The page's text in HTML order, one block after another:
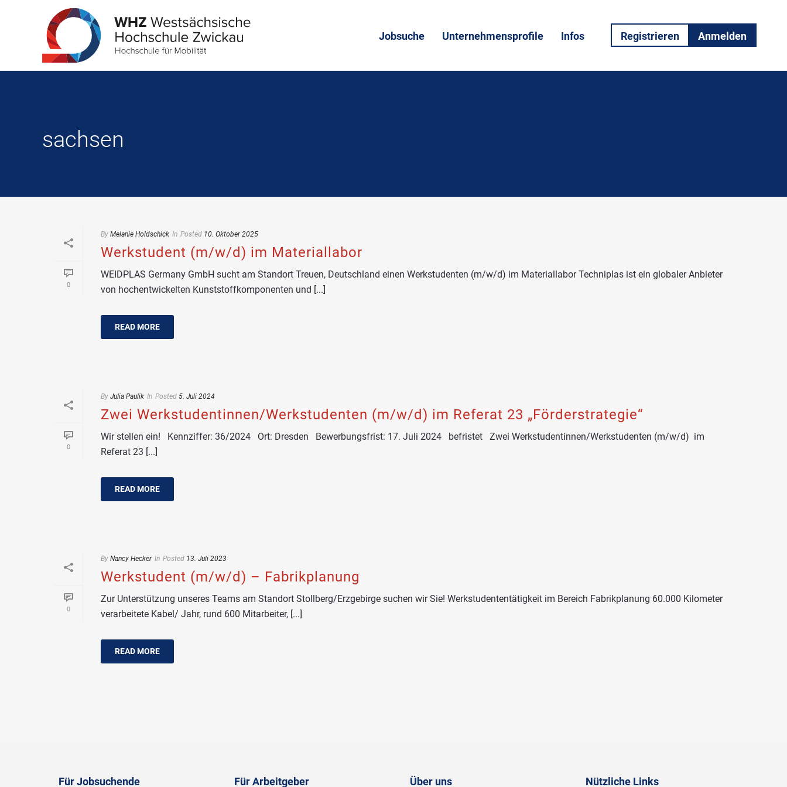
Jobsuche Unternehmensprofile Infos Registrieren Anmelden
sachsen
0
By Melanie Holdschick In Posted 10. Oktober 2025
Werkstudent (m/w/d) im Materiallabor
WEIDPLAS Germany GmbH sucht am Standort Treuen, Deutschland einen Werkstudenten (m/w/d) im Materiallabor Techniplas ist ein globaler Anbieter
von hochentwickelten Kunststoffkomponenten und [...]
READ MORE
0
By Julia Paulik In Posted 5. Juli 2024
Zwei Werkstudentinnen/Werkstudenten (m/w/d) im Referat 23 „Förderstrategie“
Wir stellen ein! Kennziffer: 36/2024 Ort: Dresden Bewerbungsfrist: 17. Juli 2024 befristet Zwei Werkstudentinnen/Werkstudenten (m/w/d) im
Referat 23 [...]
READ MORE
0
By Nancy Hecker In Posted 13. Juli 2023
Werkstudent (m/w/d) – Fabrikplanung
Zur Unterstützung unseres Teams am Standort Stollberg/Erzgebirge suchen wir Sie! Werkstudententätigkeit im Bereich Fabrikplanung 60.000 Kilometer
verarbeitete Kabel/ Jahr, rund 600 Mitarbeiter, [...]
READ MORE
Für Jobsuchende Für Arbeitgeber Über uns Nützliche Links